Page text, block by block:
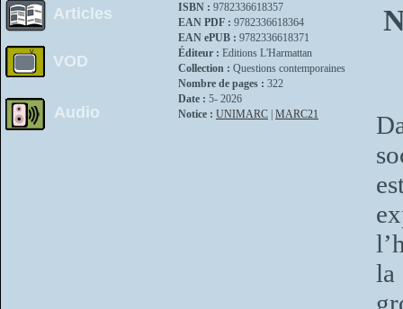
Articles
VOD
Audio
ISBN : 9782336618357
EAN PDF : 9782336618364
EAN ePUB : 9782336618371
Éditeur : Editions L'Harmattan
Collection : Questions contemporaines
Nombre de pages : 322
Date : 5- 2026
Notice : UNIMARC MARC21
la